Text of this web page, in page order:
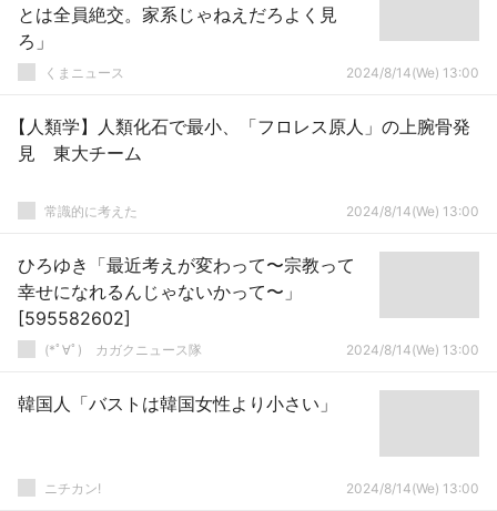
とは全員絶交。家系じゃねえだろよく見
ろ」
くまニュース 2024/8/14(We) 13:00
【人類学】人類化石で最小、「フロレス原人」の上腕骨発
見 東大チーム
常識的に考えた 2024/8/14(We) 13:00
ひろゆき「最近考えが変わって〜宗教って
幸せになれるんじゃないかって〜」
[595582602]
(*ﾟ∀ﾟ)ゞカガクニュース隊 2024/8/14(We) 13:00
韓国人「バストは韓国女性より小さい」
ニチカン! 2024/8/14(We) 13:00